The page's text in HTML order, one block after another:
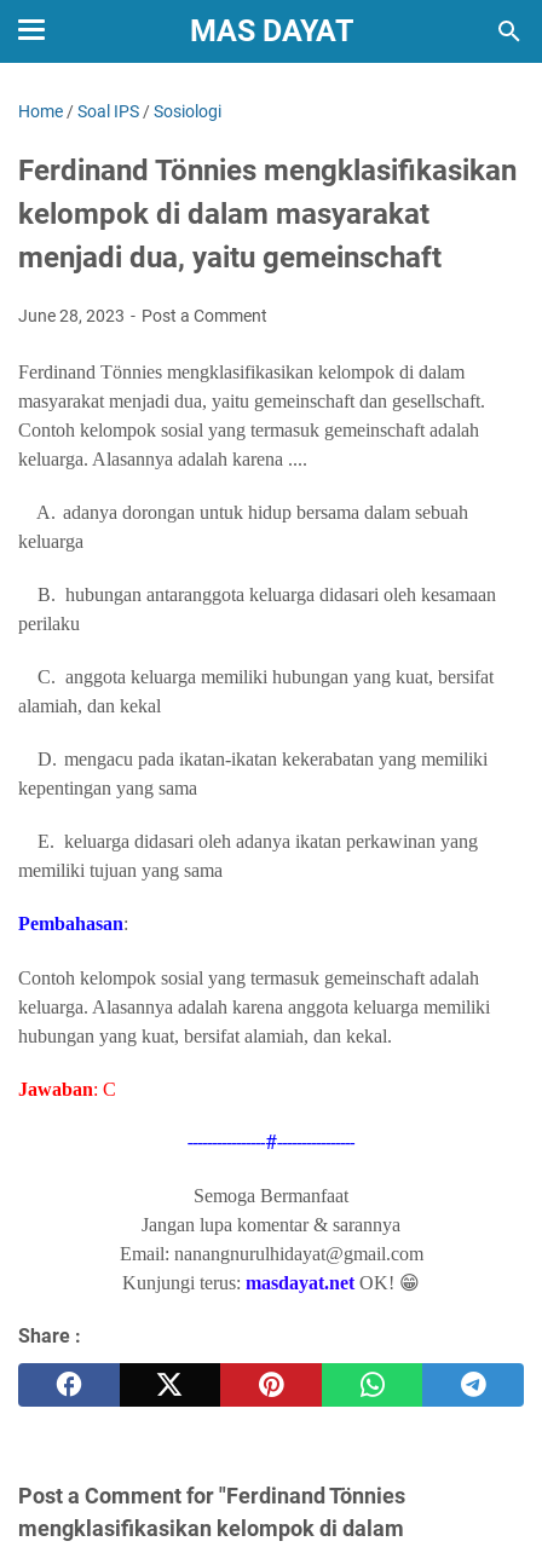
MAS DAYAT
Home /Soal IPS /Sosiologi
Ferdinand Tönnies mengklasifikasikan
kelompok di dalam masyarakat
menjadi dua, yaitu gemeinschaft
June 28, 2023 Post a Comment
Ferdinand Tönnies mengklasifikasikan kelompok di dalam
masyarakat menjadi dua, yaitu gemeinschaft dan gesellschaft.
Contoh kelompok sosial yang termasuk gemeinschaft adalah
keluarga. Alasannya adalah karena ....
A. adanya dorongan untuk hidup bersama dalam sebuah
keluarga
B. hubungan antaranggota keluarga didasari oleh kesamaan
perilaku
C. anggota keluarga memiliki hubungan yang kuat, bersifat
alamiah, dan kekal
D. mengacu pada ikatan-ikatan kekerabatan yang memiliki
kepentingan yang sama
E. keluarga didasari oleh adanya ikatan perkawinan yang
memiliki tujuan yang sama
Pembahasan:
Contoh kelompok sosial yang termasuk gemeinschaft adalah
keluarga. Alasannya adalah karena anggota keluarga memiliki
hubungan yang kuat, bersifat alamiah, dan kekal.
Jawaban: C
----------------#----------------
Semoga Bermanfaat
Jangan lupa komentar & sarannya
Email: nanangnurulhidayat@gmail.com
Kunjungi terus: masdayat.net OK! 😁
Share :
Post a Comment for "Ferdinand Tönnies
mengklasifikasikan kelompok di dalam